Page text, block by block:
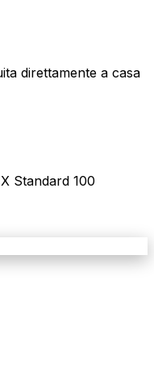
direttamente a casa
Standard 100